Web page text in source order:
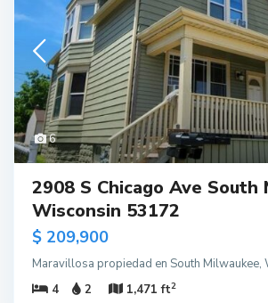
6
2908 S Chicago Ave South
Wisconsin 53172
$ 209,900
Maravillosa propiedad en South Milwaukee,
4
2 1,471 ft2